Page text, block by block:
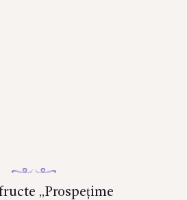
„Prospețime